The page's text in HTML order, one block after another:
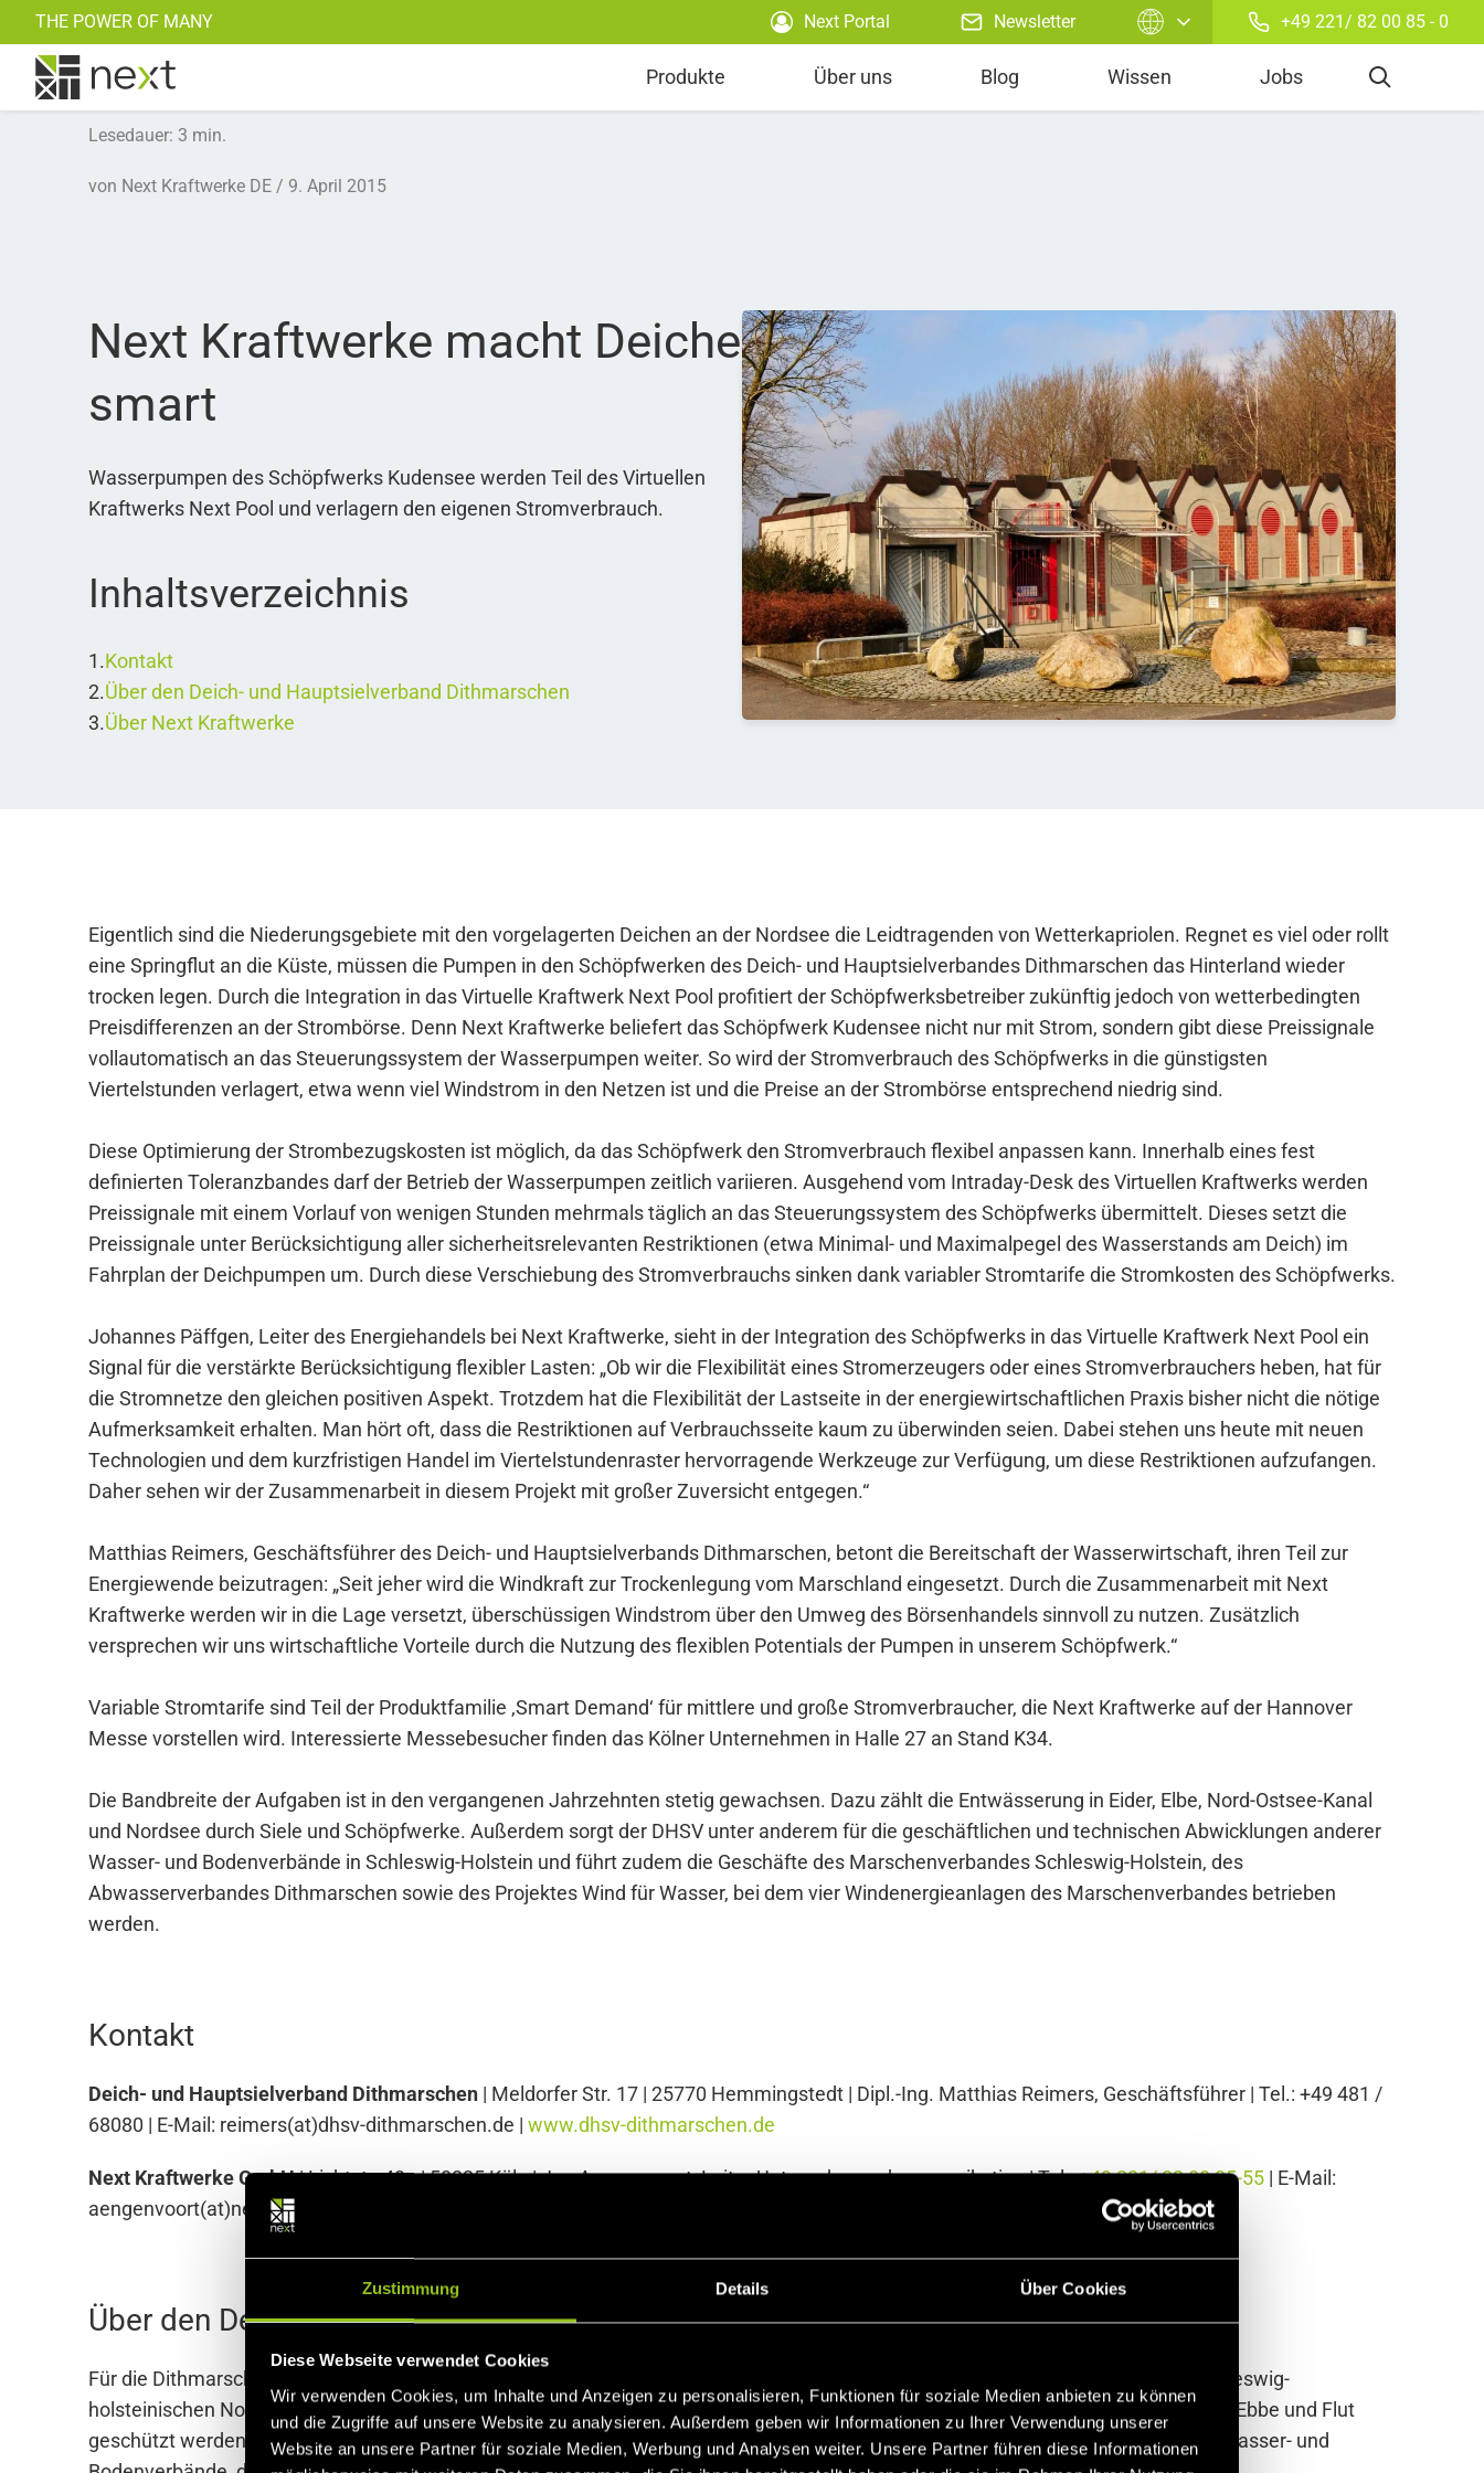
Zustimmung Details Über Cookies
Diese Webseite verwendet Cookies
Wir verwenden Cookies, um Inhalte und Anzeigen zu personalisieren, Funktionen für soziale Medien anbieten zu können
und die Zugriffe auf unsere Website zu analysieren. Außerdem geben wir Informationen zu Ihrer Verwendung unserer
Website an unsere Partner für soziale Medien, Werbung und Analysen weiter. Unsere Partner führen diese Informationen
THE POWER OF MANY Next Portal Newsletter +49 221/ 82 00 85 - 0
Produkte
Weitere Kraftwerke Notstromaggregate Power Purchase Agreement
Über uns
Kontakt
Blog
Zu all unseren Blogposts >>
Wissen Jobs
Lesedauer: 3 min.
von Next Kraftwerke DE 9. April 2015
Next Kraftwerke macht Deiche
smart
Wasserpumpen des Schöpfwerks Kudensee werden Teil des Virtuellen
Kraftwerks Next Pool und verlagern den eigenen Stromverbrauch.
Inhaltsverzeichnis
Kontakt
Über den Deich- und Hauptsielverband Dithmarschen
Über Next Kraftwerke
Eigentlich sind die Niederungsgebiete mit den vorgelagerten Deichen an der Nordsee die Leidtragenden von Wetterkapriolen. Regnet es viel oder rollt
eine Springflut an die Küste, müssen die Pumpen in den Schöpfwerken des Deich- und Hauptsielverbandes Dithmarschen das Hinterland wieder
trocken legen. Durch die Integration in das Virtuelle Kraftwerk Next Pool profitiert der Schöpfwerksbetreiber zukünftig jedoch von wetterbedingten
Preisdifferenzen an der Strombörse. Denn Next Kraftwerke beliefert das Schöpfwerk Kudensee nicht nur mit Strom, sondern gibt diese Preissignale
vollautomatisch an das Steuerungssystem der Wasserpumpen weiter. So wird der Stromverbrauch des Schöpfwerks in die günstigsten
Viertelstunden verlagert, etwa wenn viel Windstrom in den Netzen ist und die Preise an der Strombörse entsprechend niedrig sind.
Diese Optimierung der Strombezugskosten ist möglich, da das Schöpfwerk den Stromverbrauch flexibel anpassen kann. Innerhalb eines fest
definierten Toleranzbandes darf der Betrieb der Wasserpumpen zeitlich variieren. Ausgehend vom Intraday-Desk des Virtuellen Kraftwerks werden
Preissignale mit einem Vorlauf von wenigen Stunden mehrmals täglich an das Steuerungssystem des Schöpfwerks übermittelt. Dieses setzt die
Preissignale unter Berücksichtigung aller sicherheitsrelevanten Restriktionen (etwa Minimal- und Maximalpegel des Wasserstands am Deich) im
Fahrplan der Deichpumpen um. Durch diese Verschiebung des Stromverbrauchs sinken dank variabler Stromtarife die Stromkosten des Schöpfwerks.
Johannes Päffgen, Leiter des Energiehandels bei Next Kraftwerke, sieht in der Integration des Schöpfwerks in das Virtuelle Kraftwerk Next Pool ein
Signal für die verstärkte Berücksichtigung flexibler Lasten: „Ob wir die Flexibilität eines Stromerzeugers oder eines Stromverbrauchers heben, hat für
die Stromnetze den gleichen positiven Aspekt. Trotzdem hat die Flexibilität der Lastseite in der energiewirtschaftlichen Praxis bisher nicht die nötige
Aufmerksamkeit erhalten. Man hört oft, dass die Restriktionen auf Verbrauchsseite kaum zu überwinden seien. Dabei stehen uns heute mit neuen
Technologien und dem kurzfristigen Handel im Viertelstundenraster hervorragende Werkzeuge zur Verfügung, um diese Restriktionen aufzufangen.
Daher sehen wir der Zusammenarbeit in diesem Projekt mit großer Zuversicht entgegen.“
Matthias Reimers, Geschäftsführer des Deich- und Hauptsielverbands Dithmarschen, betont die Bereitschaft der Wasserwirtschaft, ihren Teil zur
Energiewende beizutragen: „Seit jeher wird die Windkraft zur Trockenlegung vom Marschland eingesetzt. Durch die Zusammenarbeit mit Next
Kraftwerke werden wir in die Lage versetzt, überschüssigen Windstrom über den Umweg des Börsenhandels sinnvoll zu nutzen. Zusätzlich
versprechen wir uns wirtschaftliche Vorteile durch die Nutzung des flexiblen Potentials der Pumpen in unserem Schöpfwerk.“
Variable Stromtarife sind Teil der Produktfamilie ‚Smart Demand‘ für mittlere und große Stromverbraucher, die Next Kraftwerke auf der Hannover
Messe vorstellen wird. Interessierte Messebesucher finden das Kölner Unternehmen in Halle 27 an Stand K34.
Die Bandbreite der Aufgaben ist in den vergangenen Jahrzehnten stetig gewachsen. Dazu zählt die Entwässerung in Eider, Elbe, Nord-Ostsee-Kanal
und Nordsee durch Siele und Schöpfwerke. Außerdem sorgt der DHSV unter anderem für die geschäftlichen und technischen Abwicklungen anderer
Wasser- und Bodenverbände in Schleswig-Holstein und führt zudem die Geschäfte des Marschenverbandes Schleswig-Holstein, des
Abwasserverbandes Dithmarschen sowie des Projektes Wind für Wasser, bei dem vier Windenergieanlagen des Marschenverbandes betrieben
werden.
Kontakt
Deich- und Hauptsielverband Dithmarschen | Meldorfer Str. 17 | 25770 Hemmingstedt | Dipl.-Ing. Matthias Reimers, Geschäftsführer | Tel.: +49 481 /
68080 | E-Mail: reimers(at)dhsv-dithmarschen.de | www.dhsv-dithmarschen.de
Next Kraftwerke GmbH| Lichtstr. 43g | 50825 Köln | Jan Aengenvoort, Leiter Unternehmenskommunikation | Tel.:+49 221/ 82 00 85-55 | E-Mail:
aengenvoort(at)next-kraftwerke.de |
Über den Deich- und Hauptsielverband Dithmarschen
Für die Dithmarscher ist der „fachgerechte Umgang mit dem Wasser“ eine Frage des Überlebens. Immerhin ist der Kreis an der schleswig-
holsteinischen Nordseeküste von allen Seiten mit Wasser umgeben. Dabei müssen Land und Leute nicht nur vor den Gewalten von Ebbe und Flut
geschützt werden, auch der Abfluss des Regenwassers in die Nordsee muss gewährleistet sein. Darin liegt die Hauptaufgabe der Wasser- und